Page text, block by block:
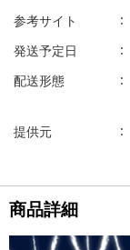
参考サイト
発送予定日
配送形態
提供元
商品詳細